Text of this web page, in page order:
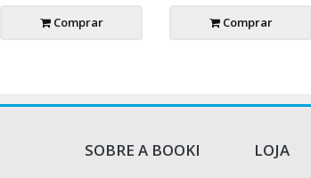
Comprar Comprar
SOBRE A BOOKI LOJA